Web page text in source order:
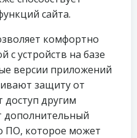
сайта.
комфортно
с устройств на базе
версии приложений
защиту от
другим
дополнительный
ПО, которое может